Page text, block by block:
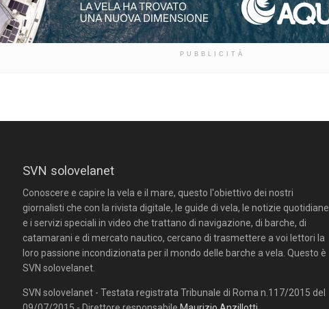
PUBBLICITÀ
SVN solovelanet
Conoscere e capire la vela e il mare, questo l'obiettivo dei nostri
giornalisti che con la rivista digitale, le guide di vela, le notizie quotidiane
e i servizi speciali in video che trattano di navigazione, di barche, di
catamarani e di mercato nautico, cercano di trasmettere a voi lettori la
loro passione incondizionata per il mondo delle barche a vela. Questo è
SVN solovelanet.
SVN solovelanet - Testata registrata Tribunale di Roma n.117/2015 del